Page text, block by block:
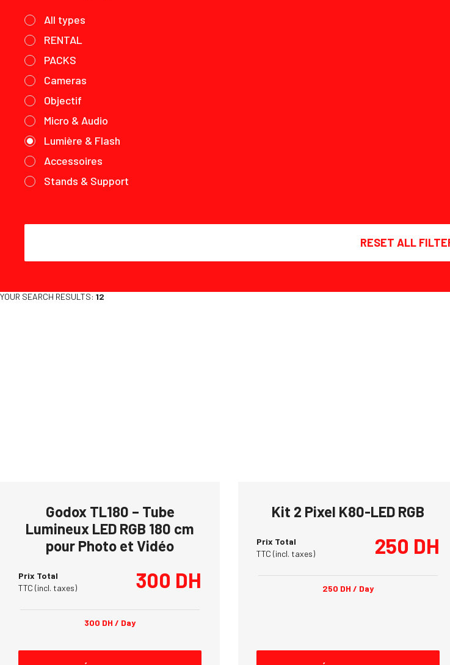
All types
RENTAL
PACKS
Cameras
Objectif
Micro & Audio
Lumière & Flash
Accessoires
Stands & Support
RESET ALL
YOUR SEARCH RESULTS: 12
Godox TL180 – Tube
Lumineux LED RGB 180 cm
pour Photo et Vidéo
Prix Total
TTC (incl. taxes)
300 DH
300 DH / Day
Kit 2 Pixel K80-LED RGB
Prix Total
TTC (incl. taxes)
250 DH
250 DH / Day